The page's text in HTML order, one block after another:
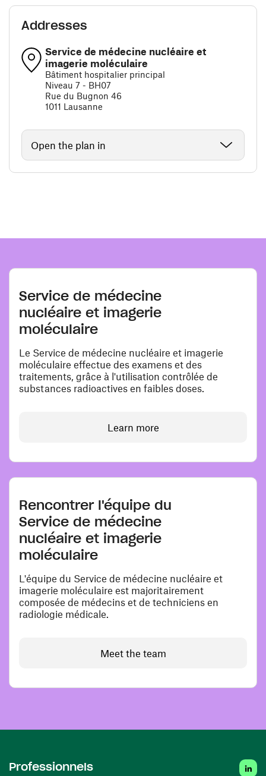
Addresses
Service de médecine nucléaire et
imagerie moléculaire
Bâtiment hospitalier principal
Niveau 7 - BH07
Rue du Bugnon 46
1011 Lausanne
Open the plan in
Service de médecine
nucléaire et imagerie
moléculaire
Le Service de médecine nucléaire et imagerie
moléculaire effectue des examens et des
traitements, grâce à l'utilisation contrôlée de
substances radioactives en faibles doses.
Learn more
Rencontrer l'équipe du
Service de médecine
nucléaire et imagerie
moléculaire
L'équipe du Service de médecine nucléaire et
imagerie moléculaire est majoritairement
composée de médecins et de techniciens en
radiologie médicale.
Meet the team
Professionnels